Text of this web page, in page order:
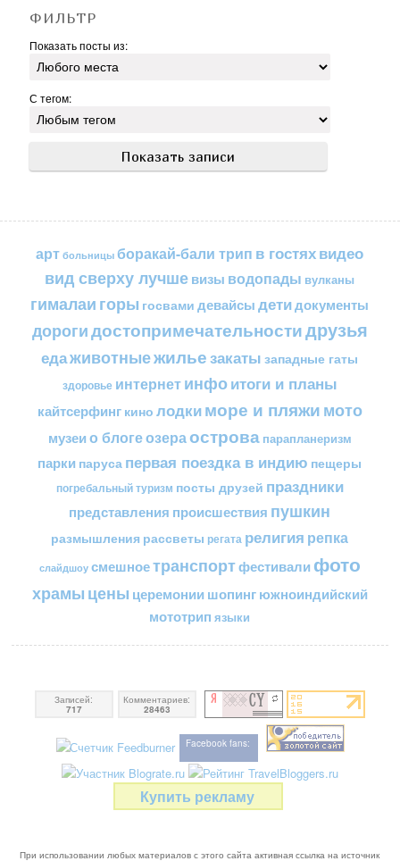
ФИЛЬТР
Показать посты из:
С тегом:
арт больницы боракай-бали трип в гостяхвидео
вид сверху лучшевизы водопады вулканы
гималаи горы госвами девайсы детидокументы
дорогидостопримечательностидрузья
едаживотныежильезакаты западные гаты
здоровье интернетинфоитоги и планы
кайтсерфинг кино лодкиморе и пляжимото
музеи о блогеозераострова парапланеризм
парки паруса первая поездка в индию пещеры
погребальный туризм посты друзей праздники
представления происшествия пушкин
размышления рассветы регата религия репка
слайдшоу смешноетранспортфестивали фото
храмы цены церемонии шопингюжноиндийский
мототрип языки
Записей:
717
Комментариев:
28463
Facebook fans:
Купить рекламу
При использовании любых материалов с этого сайта активная ссылка на источник